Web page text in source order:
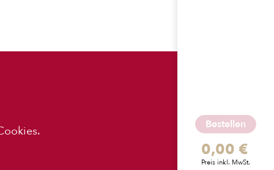
Bestellen
0,00 €
Preis inkl. MwSt.